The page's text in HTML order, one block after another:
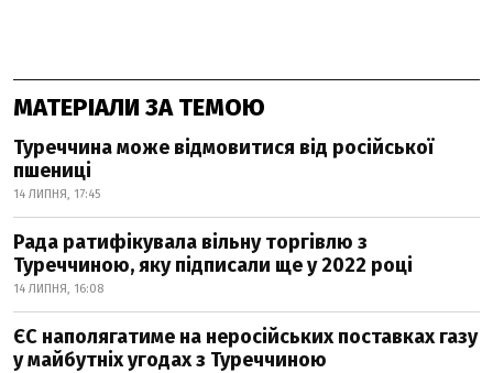
МАТЕРІАЛИ ЗА ТЕМОЮ
Туреччина може відмовитися від російської
пшениці
14 ЛИПНЯ, 17:45
Рада ратифікувала вільну торгівлю з
Туреччиною, яку підписали ще у 2022 році
14 ЛИПНЯ, 16:08
ЄС наполягатиме на неросійських поставках газу
у майбутніх угодах з Туреччиною